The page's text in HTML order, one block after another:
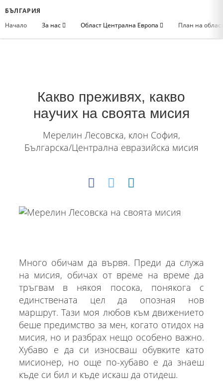
БЪЛГАРИЯ
Начало
За нас Област Централна Европа План на
Какво преживях, какво
научих на своята мисия
Мерелин Лесовска, клон София,
Българска/Централна евразийска мисия
Много обичам да вървя. Преди да служа
на мисия, обичах от време на време да
тръгвам в някоя посока, понякога с
единствената цел да опозная нов
маршрут. Тази моя любов към движението
беше предимство за мен, когато отидох на
мисия, но и разбрах нещо особено важно.
Хубаво е да си износваш обувките като
мисионер, но още по-хубаво е да знаеш
къде си бил и къде искаш да отидеш.